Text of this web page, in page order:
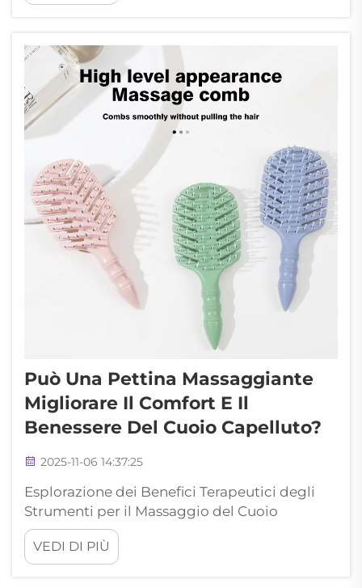
Tra questi prodotti rivoluzionari, il pettine
soluzione innovativa per un...
Può Una Pettina Massaggiante
Migliorare Il Comfort E Il
Benessere Del Cuoio Capelluto?
2025-11-06 14:37:25
Esplorazione dei Benefici Terapeutici degli
Strumenti per il Massaggio del Cuoio
Capelluto La pratica antica del massaggio del
cuoio capelluto si è evoluta notevolmente
grazie agli strumenti moderni per il
VEDI DI PIÙ